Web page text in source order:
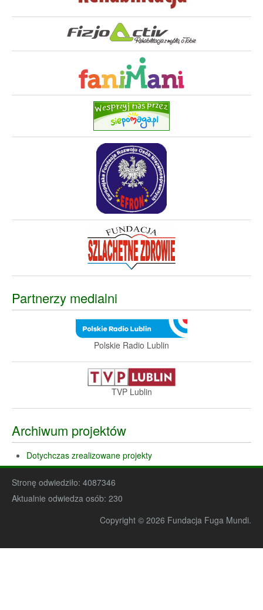
Partnerzy medialni
Polskie Radio Lublin
TVP Lublin
Archiwum projektów
Dotychczas zrealizowane projekty
Stronę odwiedziło: 4087346
Aktualnie odwiedza osób: 230
Copyright © 2026 Fundacja Fuga Mundi.